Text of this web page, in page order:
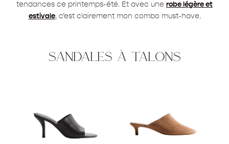
tendances ce printemps-été. Et avec une robe légère et
estivale, c’est clairement mon combo must-have.
sandales à talons